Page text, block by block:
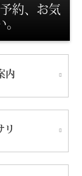
約、お気
内
リ